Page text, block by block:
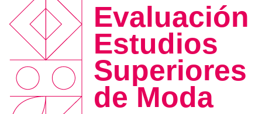
Evaluación
Estudios
Superiores
de Moda